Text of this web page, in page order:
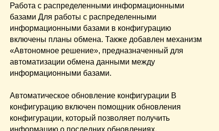
Работа с распределенными информационными
базами Для работы с распределенными
информационными базами в конфигурацию
включены планы обмена. Также добавлен механизм
«Автономное решение», предназначенный для
автоматизации обмена данными между
информационными базами.
Автоматическое обновление конфигурации В
конфигурацию включен помощник обновления
конфигурации, который позволяет получить
информацию о последних обновлениях,